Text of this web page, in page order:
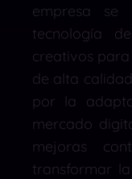
empresa se
tecnología
creativos
de alta
por la
mercado
mejoras
transformar